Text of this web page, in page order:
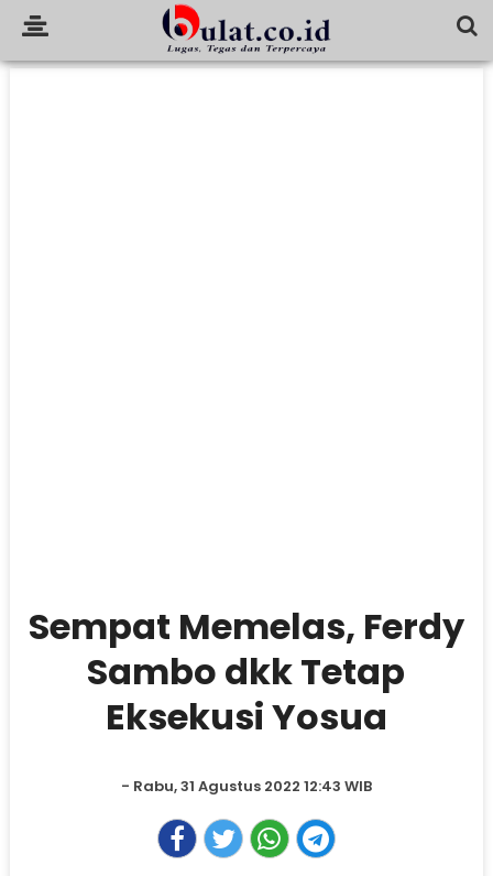
Sempat Memelas, Ferdy
Sambo dkk Tetap
Eksekusi Yosua
- Rabu, 31 Agustus 2022 12:43 WIB